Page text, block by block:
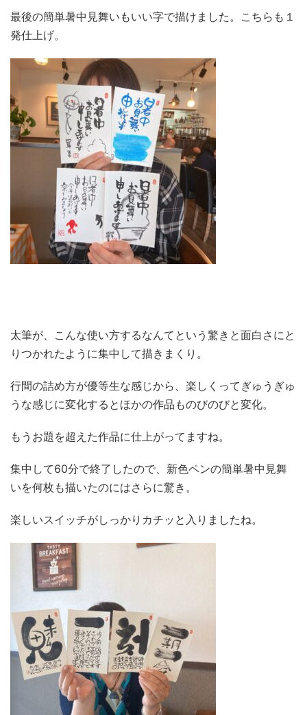
最後の簡単暑中見舞いもいい字で描けました。こちらも１
発仕上げ。
太筆が、こんな使い方するなんてという驚きと面白さにと
りつかれたように集中して描きまくり。
行間の詰め方が優等生な感じから、楽しくってぎゅうぎゅ
うな感じに変化するとほかの作品ものびのびと変化。
もうお題を超えた作品に仕上がってますね。
集中して60分で終了したので、新色ペンの簡単暑中見舞
いを何枚も描いたのにはさらに驚き。
楽しいスイッチがしっかりカチッと入りましたね。